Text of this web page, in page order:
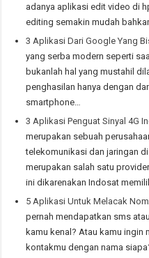
adanya aplikasi edit video di
editing semakin mudah
3 Aplikasi Dari Google Yang
yang serba modern seperti
bukanlah hal yang mustahil
penghasilan hanya dengan
smartphone…
3 Aplikasi Penguat Sinyal 4G
merupakan sebuah
telekomunikasi dan jaringan
merupakan salah satu
ini dikarenakan Indosat
5 Aplikasi Untuk Melacak
pernah mendapatkan sms
kamu kenal? Atau kamu ingin
kontakmu dengan nama